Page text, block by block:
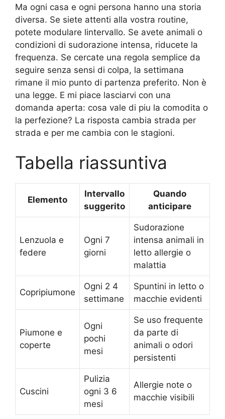
Ma ogni casa e ogni persona hanno una storia
diversa. Se siete attenti alla vostra routine,
potete modulare lintervallo. Se avete animali o
condizioni di sudorazione intensa, riducete la
frequenza. Se cercate una regola semplice da
seguire senza sensi di colpa, la settimana
rimane il mio punto di partenza preferito. Non è
una legge. E mi piace lasciarvi con una
domanda aperta: cosa vale di piu la comodita o
la perfezione? La risposta cambia strada per
strada e per me cambia con le stagioni.
Tabella riassuntiva
Elemento
Intervallo
suggerito
Quando
anticipare
Lenzuola e
federe
Ogni 7
giorni
Sudorazione
intensa animali in
letto allergie o
malattia
Copripiumone
Ogni 2 4
settimane
Spuntini in letto o
macchie evidenti
Piumone e
coperte
Ogni
pochi
mesi
Se uso frequente
da parte di
animali o odori
persistenti
Cuscini
Pulizia
ogni 3 6
mesi
Allergie note o
macchie visibili